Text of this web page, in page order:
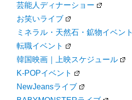
芸能人ディナーショー
お笑いライブ
ミネラル・天然石・鉱物イベント
転職イベント
韓国映画｜上映スケジュール
K-POPイベント
NewJeansライブ